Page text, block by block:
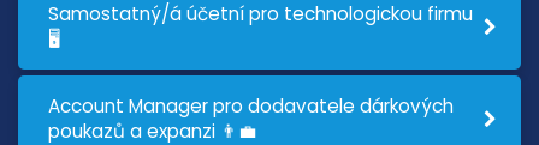
Samostatný/á účetní pro technologickou firmu
🖥️
Account Manager pro dodavatele dárkových
poukazů a expanzi 👨‍💼